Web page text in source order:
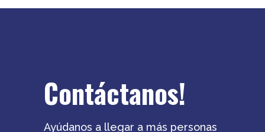
Contáctanos!
Ayúdanos a llegar a más personas